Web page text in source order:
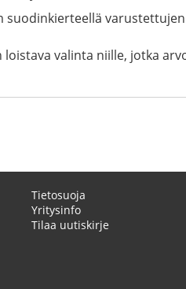
suodinkierteellä
loistava valinta niille, jotka
Tietosuoja
Yritysinfo
Tilaa uutiskirje